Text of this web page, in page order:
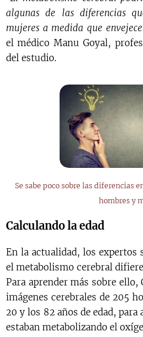
algunas de las diferencias
mujeres a medida que
el médico Manu Goyal,
del estudio.
Se sabe poco sobre las diferencias
hombres y
Calculando la edad
En la actualidad, los expertos
el metabolismo cerebral
Para aprender más sobre
imágenes cerebrales de 205
20 y los 82 años de edad,
estaban metabolizando el